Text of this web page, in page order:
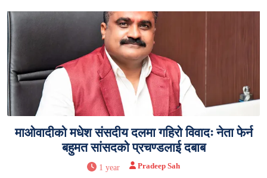
माओवादीको मधेश संसदीय दलमा गहिरो विवादः नेता फेर्न
बहुमत सांसदको प्रचण्डलाई दबाब
1 year Pradeep Sah